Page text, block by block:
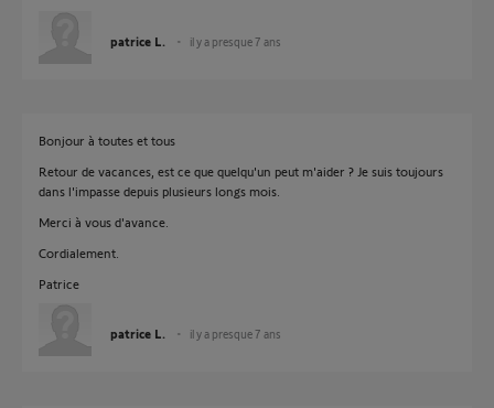
patrice L. il y a presque 7 ans
Bonjour à toutes et tous
Retour de vacances, est ce que quelqu'un peut m'aider ? Je suis toujours
dans l'impasse depuis plusieurs longs mois.
Merci à vous d'avance.
Cordialement.
Patrice
patrice L. il y a presque 7 ans